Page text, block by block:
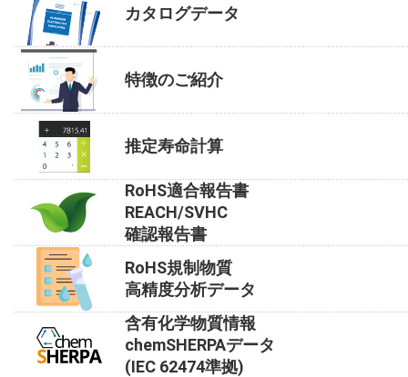
カタログデータ
特徴のご紹介
推定寿命計算
RoHS適合報告書
REACH/SVHC
確認報告書
RoHS規制物質
高精度分析データ
含有化学物質情報
chemSHERPAデータ
(IEC 62474準拠)